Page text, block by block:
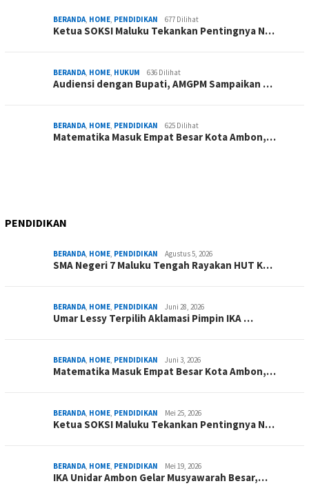
BERANDA, HOME, PENDIDIKAN 677 Dilihat
Ketua SOKSI Maluku Tekankan Pentingnya N…
BERANDA, HOME, HUKUM 636 Dilihat
Audiensi dengan Bupati, AMGPM Sampaikan …
BERANDA, HOME, PENDIDIKAN 625 Dilihat
Matematika Masuk Empat Besar Kota Ambon,…
PENDIDIKAN
BERANDA, HOME, PENDIDIKAN Agustus 5, 2026
SMA Negeri 7 Maluku Tengah Rayakan HUT K…
BERANDA, HOME, PENDIDIKAN Juni 28, 2026
Umar Lessy Terpilih Aklamasi Pimpin IKA …
BERANDA, HOME, PENDIDIKAN Juni 3, 2026
Matematika Masuk Empat Besar Kota Ambon,…
BERANDA, HOME, PENDIDIKAN Mei 25, 2026
Ketua SOKSI Maluku Tekankan Pentingnya N…
BERANDA, HOME, PENDIDIKAN Mei 19, 2026
IKA Unidar Ambon Gelar Musyawarah Besar,…